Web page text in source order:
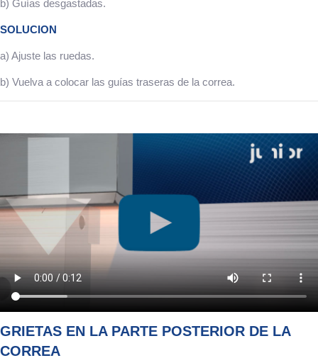
b) Guías desgastadas.
SOLUCION
a) Ajuste las ruedas.
b) Vuelva a colocar las guías traseras de la correa.
GRIETAS EN LA PARTE POSTERIOR DE LA
CORREA